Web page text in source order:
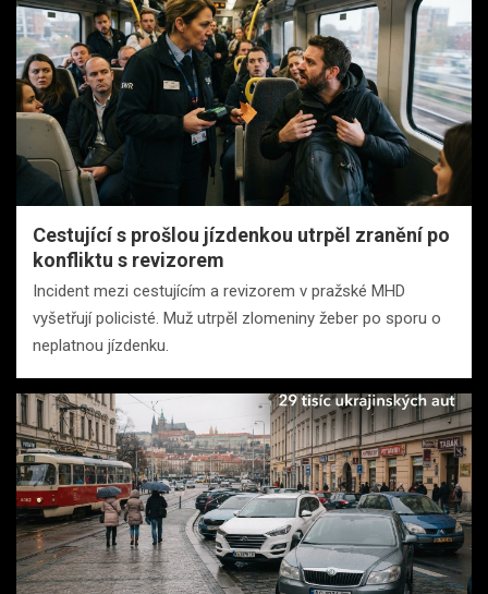
Cestující s prošlou jízdenkou utrpěl zranění po
konfliktu s revizorem
Incident mezi cestujícím a revizorem v pražské MHD
vyšetřují policisté. Muž utrpěl zlomeniny žeber po sporu o
neplatnou jízdenku.